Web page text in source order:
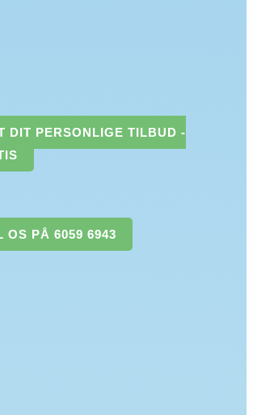
DIT PERSONLIGE TILBUD -
OS PÅ 6059 6943